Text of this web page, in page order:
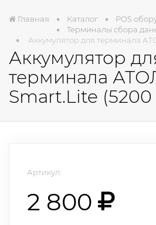
Главная Каталог
POS
Терминалы сбора
Аккумулятор для терминала
Аккумулятор
терминала
Smart.Lite
Артикул:
2 800